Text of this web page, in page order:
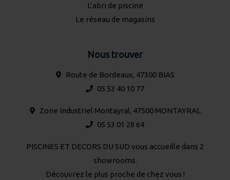
L’abri de piscine
Le réseau de magasins
Nous trouver
Route de Bordeaux, 47300 BIAS
05 53 40 10 77
Zone Industriel Montayral, 47500 MONTAYRAL
05 53 01 28 64
PISCINES ET DECORS DU SUD vous accueille dans 2
showrooms.
Découvrez le plus proche de chez vous !